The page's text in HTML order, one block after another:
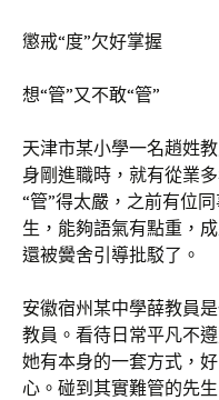
懲戒“度”欠好掌握
想“管”又不敢“管”
天津市某小學一名趙姓
身剛進職時，就有從業
“管”得太嚴，之前有位
生，能夠語氣有點重，
還被黌舍引導批駁了。
安徽宿州某中學薛教員
教員。看待日常平凡不
她有本身的一套方式，
心。碰到其實難管的先